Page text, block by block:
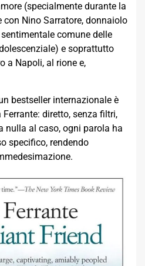
(specialmente durante la
Nino Sarratore, donnaiolo
comune delle
e soprattutto
a Napoli, al rione e,
bestseller internazionale è
diretto, senza filtri,
nulla al caso, ogni parola ha
specifico, rendendo